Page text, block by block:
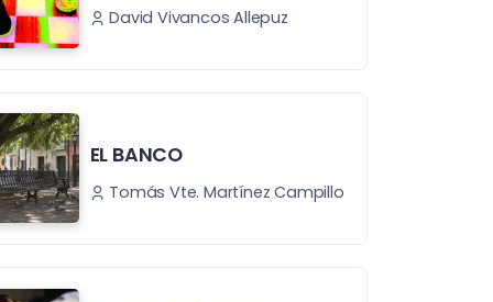
David Vivancos Allepuz
EL BANCO
Tomás Vte. Martínez Campillo